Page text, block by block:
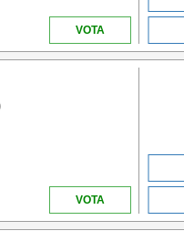
VOTA
VOTA
ALLA FOCE DEL FIUME
MAGRA, SUL CONFINE